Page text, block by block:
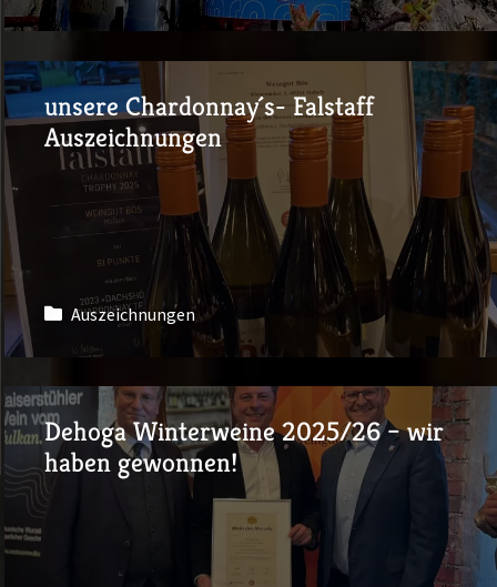
unsere Chardonnay´s- Falstaff
Auszeichnungen
Auszeichnungen
Dehoga Winterweine 2025/26 – wir
haben gewonnen!